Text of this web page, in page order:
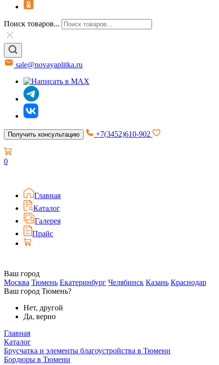
Поиск товаров...
sale@novayaplitka.ru
Получить консультацию +7(3452)610-902
0
Главная
Каталог
Галерея
Прайс
Ваш город
Москва Тюмень Екатеринбург Челябинск Казань Краснодар
Ваш город Тюмень?
Нет, другой
Да, верно
Главная
Каталог
Брусчатка и элементы благоустройства в Тюмени
Бордюры в Тюмени